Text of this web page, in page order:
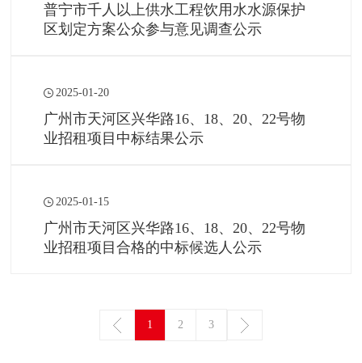
普宁市千人以上供水工程饮用水水源保护
区划定方案公众参与意见调查公示
2025-01-20
广州市天河区兴华路16、18、20、22号物
业招租项目中标结果公示
2025-01-15
广州市天河区兴华路16、18、20、22号物
业招租项目合格的中标候选人公示
1 2 3